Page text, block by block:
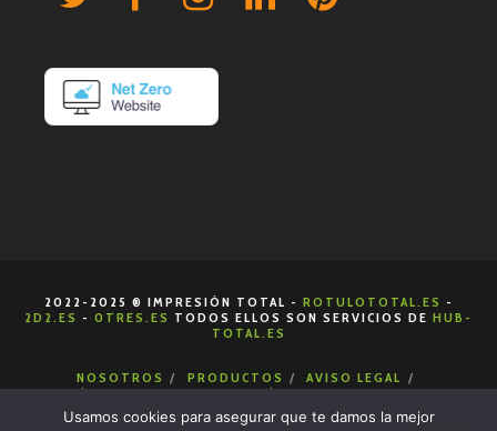
2022-2025 ® IMPRESIÓN TOTAL - ROTULOTOTAL.ES -
2D2.ES - 0TRES.ES TODOS ELLOS SON SERVICIOS DE HUB-
TOTAL.ES
NOSOTROS PRODUCTOS
AVISO LEGAL
POLÍTICA DE COOKIES
POLÍTICA DE PRIVACIDAD
CONDICIONES DE VENTA
CONTACTA
Usamos cookies para asegurar que te damos la mejor